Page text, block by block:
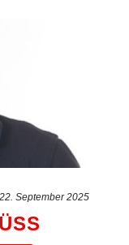
22. September 2025